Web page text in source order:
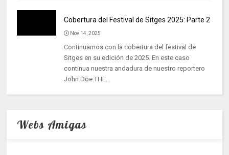
Cobertura del Festival de Sitges 2025: Parte 2
Nov 14, 2025
Continuamos con la cobertura del festival de
Sitges en su edición de 2025. En este caso
continua nuestra andadura de nuestro reportero
John Doe.THE...
Webs Amigas